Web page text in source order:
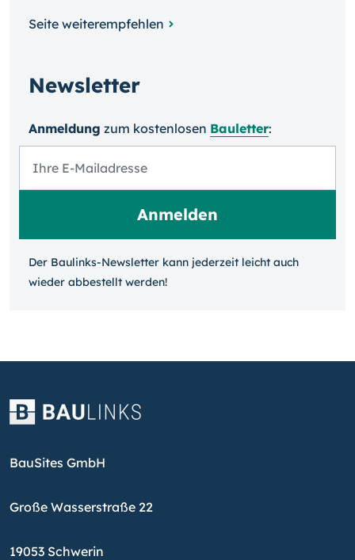
Seite weiterempfehlen
Newsletter
Anmeldung zum kosten­losen Bauletter:
Der Baulinks-Newsletter kann jeder­zeit leicht auch
wieder ab­bestellt werden!
BauSites GmbH
Große Wasserstraße 22
19053 Schwerin